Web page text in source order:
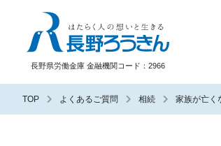
長野県労働金庫 金融機関コード：2966
TOP よくあるご質問 相続 家族が亡く